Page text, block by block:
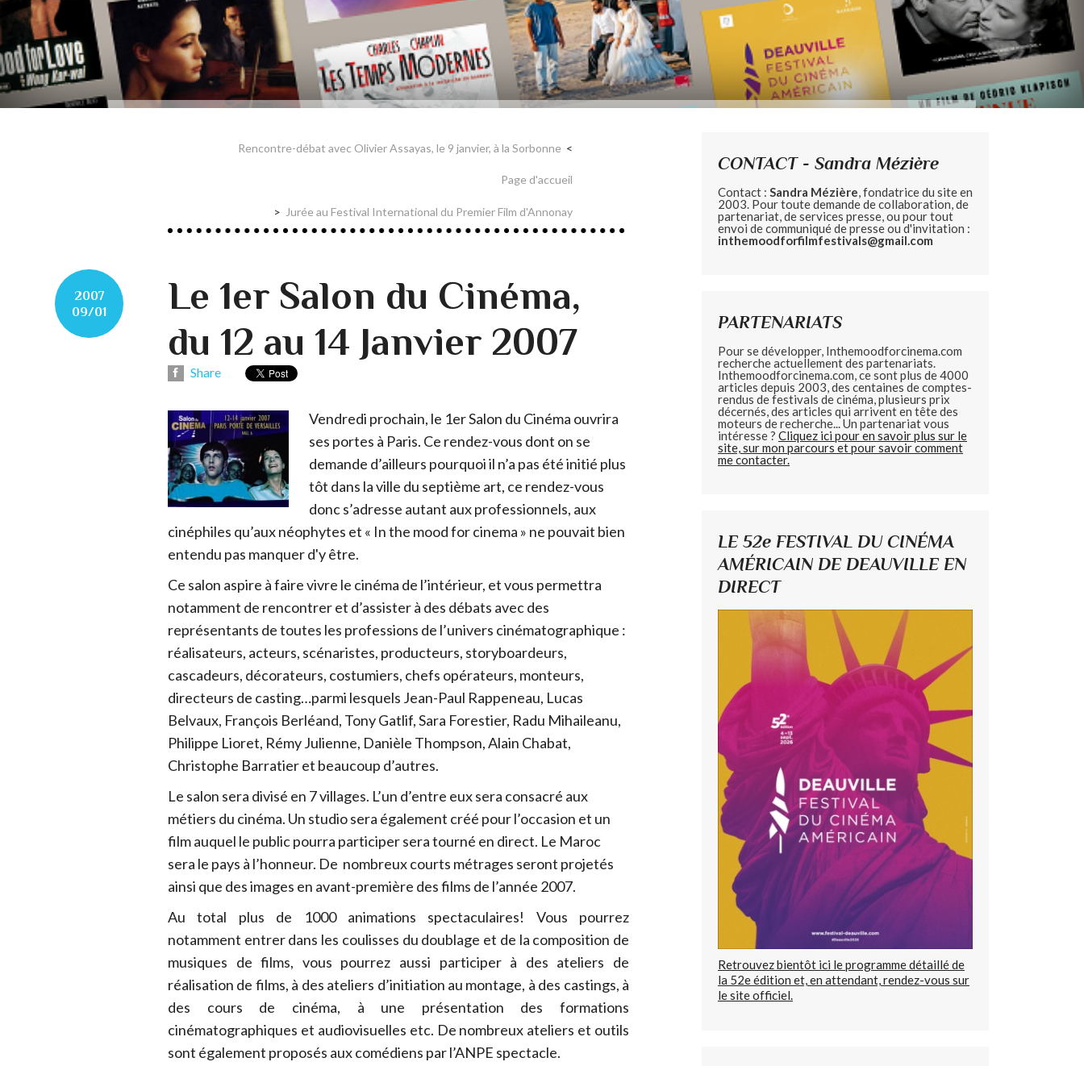
Rencontre-débat avec Olivier Assayas, le 9 janvier, à la Sorbonne
Page d'accueil
Jurée au Festival International du Premier Film d'Annonay
2007
09/01
Le 1er Salon du Cinéma,
du 12 au 14 Janvier 2007
Share
Vendredi prochain, le 1er Salon du Cinéma ouvrira
ses portes à Paris. Ce rendez-vous dont on se
demande d’ailleurs pourquoi il n’a pas été initié plus
tôt dans la ville du septième art, ce rendez-vous
donc s’adresse autant aux professionnels, aux
cinéphiles qu’aux néophytes et « In the mood for cinema » ne pouvait bien
entendu pas manquer d'y être.
Ce salon aspire à faire vivre le cinéma de l’intérieur, et vous permettra
notamment de rencontrer et d’assister à des débats avec des
représentants de toutes les professions de l’univers cinématographique :
réalisateurs, acteurs, scénaristes, producteurs, storyboardeurs,
cascadeurs, décorateurs, costumiers, chefs opérateurs, monteurs,
directeurs de casting…parmi lesquels Jean-Paul Rappeneau, Lucas
Belvaux, François Berléand, Tony Gatlif, Sara Forestier, Radu Mihaileanu,
Philippe Lioret, Rémy Julienne, Danièle Thompson, Alain Chabat,
Christophe Barratier et beaucoup d’autres.
Le salon sera divisé en 7 villages. L’un d’entre eux sera consacré aux
métiers du cinéma. Un studio sera également créé pour l’occasion et un
film auquel le public pourra participer sera tourné en direct. Le Maroc
sera le pays à l’honneur. De nombreux courts métrages seront projetés
ainsi que des images en avant-première des films de l’année 2007.
Au total plus de 1000 animations spectaculaires! Vous pourrez
notamment entrer dans les coulisses du doublage et de la composition de
musiques de films, vous pourrez aussi participer à des ateliers de
réalisation de films, à des ateliers d’initiation au montage, à des castings, à
des cours de cinéma, à une présentation des formations
cinématographiques et audiovisuelles etc. De nombreux ateliers et outils
sont également proposés aux comédiens par l’ANPE spectacle.
CONTACT - Sandra Mézière
Contact : Sandra Mézière, fondatrice du site en
2003. Pour toute demande de collaboration, de
partenariat, de services presse, ou pour tout
envoi de communiqué de presse ou d'invitation :
inthemoodforfilmfestivals@gmail.com
PARTENARIATS
Pour se développer, Inthemoodforcinema.com
recherche actuellement des partenariats.
Inthemoodforcinema.com, ce sont plus de 4000
articles depuis 2003, des centaines de comptes-
rendus de festivals de cinéma, plusieurs prix
décernés, des articles qui arrivent en tête des
moteurs de recherche... Un partenariat vous
intéresse ? Cliquez ici pour en savoir plus sur le
site, sur mon parcours et pour savoir comment
me contacter.
LE 52e FESTIVAL DU CINÉMA
AMÉRICAIN DE DEAUVILLE EN
DIRECT
Retrouvez bientôt ici le programme détaillé de
la 52e édition et, en attendant, rendez-vous sur
le site officiel.